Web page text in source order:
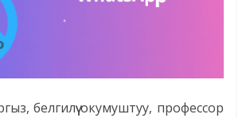
белгилүү окумуштуу, профессор